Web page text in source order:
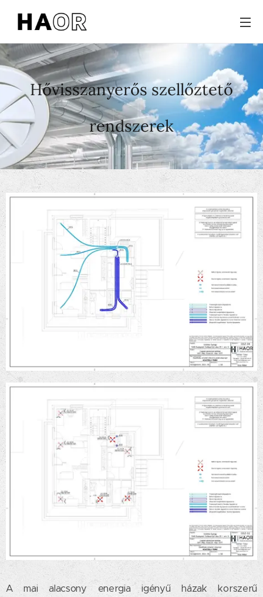
Hővisszanyerős szellőztető
rendszerek
A mai alacsony energia igényű házak korszerű